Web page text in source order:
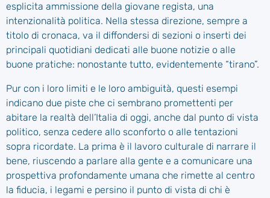
esplicita ammissione della giovane regista, una
intenzionalità politica. Nella stessa direzione, sempre a
titolo di cronaca, va il diffondersi di sezioni o inserti dei
principali quotidiani dedicati alle buone notizie o alle
buone pratiche: nonostante tutto, evidentemente “tirano”.
Pur con i loro limiti e le loro ambiguità, questi esempi
indicano due piste che ci sembrano promettenti per
abitare la realtà dell’Italia di oggi, anche dal punto di vista
politico, senza cedere allo sconforto o alle tentazioni
sopra ricordate. La prima è il lavoro culturale di narrare il
bene, riuscendo a parlare alla gente e a comunicare una
prospettiva profondamente umana che rimette al centro
la fiducia, i legami e persino il punto di vista di chi è